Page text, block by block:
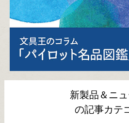
新製品＆ニ
の記事カテ